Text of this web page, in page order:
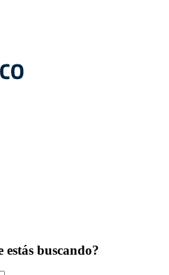
estás buscando?